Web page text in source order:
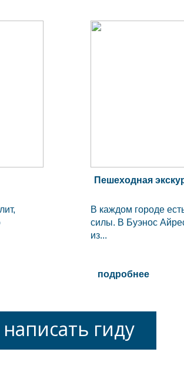
Пешеходная
В каждом городе
силы. В Буэнос
из...
подробнее
написать гиду